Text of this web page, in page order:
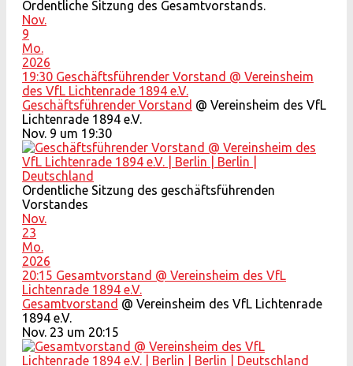
Ordentliche Sitzung des Gesamtvorstands.
Nov.
9
Mo.
2026
19:30 Geschäftsführender Vorstand @ Vereinsheim
des VfL Lichtenrade 1894 e.V.
Geschäftsführender Vorstand @ Vereinsheim des VfL
Lichtenrade 1894 e.V.
Nov. 9 um 19:30
Ordentliche Sitzung des geschäftsführenden
Vorstandes
Nov.
23
Mo.
2026
20:15 Gesamtvorstand @ Vereinsheim des VfL
Lichtenrade 1894 e.V.
Gesamtvorstand @ Vereinsheim des VfL Lichtenrade
1894 e.V.
Nov. 23 um 20:15